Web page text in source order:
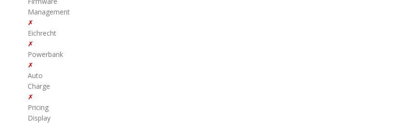
Management
✗
Eichrecht
✗
Powerbank
✗
Auto
Charge
✗
Pricing
Display